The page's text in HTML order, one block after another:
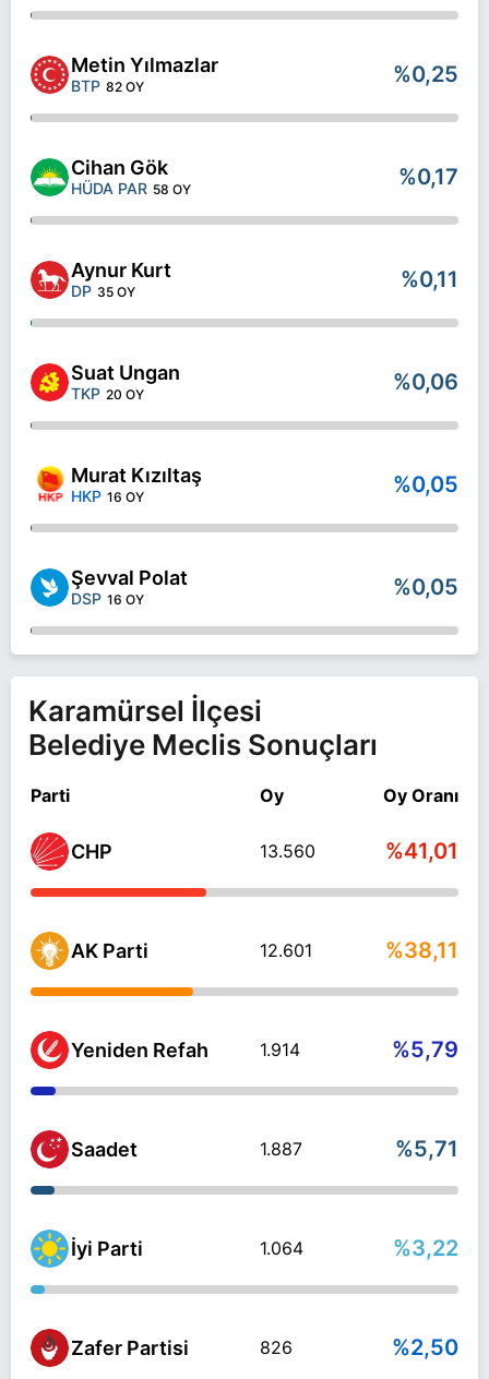
Metin Yılmazlar
BTP 82 OY %0,25
Cihan Gök
HÜDA PAR 58 OY %0,17
Aynur Kurt
DP 35 OY %0,11
Suat Ungan
TKP 20 OY %0,06
Murat Kızıltaş
HKP 16 OY %0,05
Şevval Polat
DSP 16 OY %0,05
Karamürsel İlçesi
Belediye Meclis Sonuçları
Parti Oy Oy Oranı
CHP 13.560 %41,01
AK Parti 12.601 %38,11
Yeniden Refah 1.914 %5,79
Saadet 1.887 %5,71
İyi Parti 1.064 %3,22
Zafer Partisi 826 %2,50